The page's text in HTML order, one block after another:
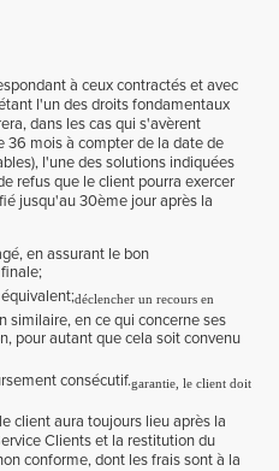
à ceux contractés et avec
l'un des droits fondamentaux
dans les cas qui s'avèrent
36 mois à compter de la date de
l'une des solutions indiquées
refus que le client pourra exercer
jusqu'au 30ème jour après la
en assurant le bon
similaire, en ce qui concerne ses
pour autant que cela soit convenu
consécutif.
client aura toujours lieu après la
Clients et la restitution du
conforme, dont les frais sont à la
déclencher un recours en
garantie, le client doit